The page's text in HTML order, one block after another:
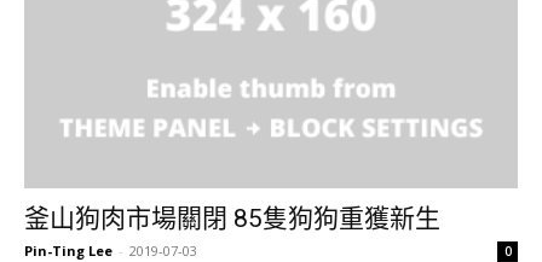
釜山狗肉市場關閉 85隻狗狗重獲新生
Pin-Ting Lee - 2019-07-03 0